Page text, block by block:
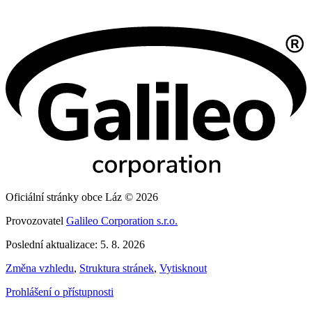
Oficiální stránky obce Láz © 2026
Provozovatel Galileo Corporation s.r.o.
Poslední aktualizace: 5. 8. 2026
Změna vzhledu, Struktura stránek, Vytisknout
Prohlášení o přístupnosti